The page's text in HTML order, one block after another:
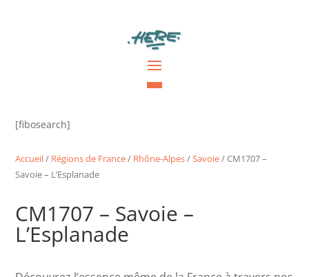
[fibosearch]
Accueil/ Régions de France/ Rhône-Alpes/Savoie/ CM1707 –
Savoie – L’Esplanade
CM1707 – Savoie –
L’Esplanade